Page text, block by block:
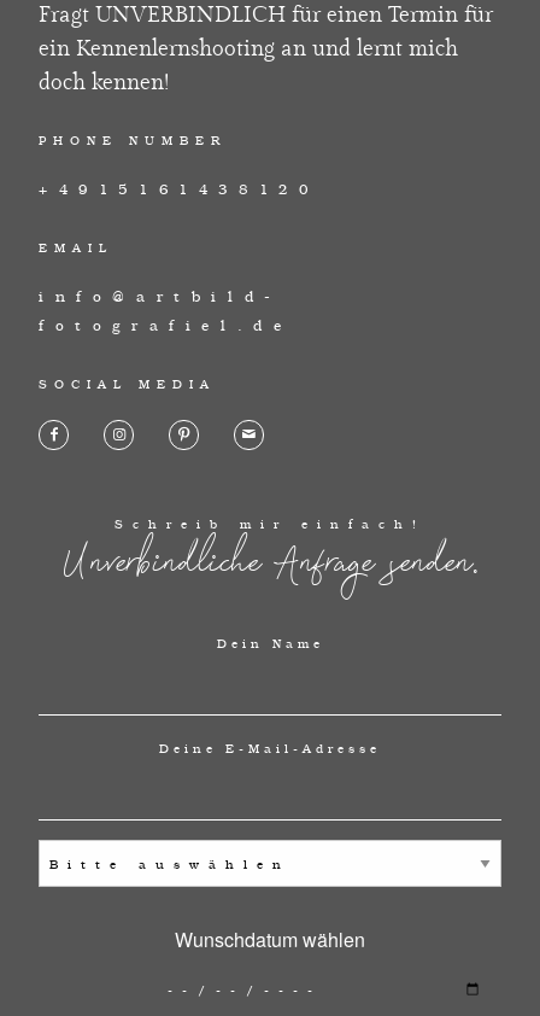
Fragt UNVERBINDLICH für einen Termin für
ein Kennenlernshooting an und lernt mich
doch kennen!
PHONE NUMBER
+4915161438120
EMAIL
info@artbild-
fotografiel.de
SOCIAL MEDIA
Schreib mir einfach!
Unverbindliche Anfrage senden.
Dein Name
Deine E-Mail-Adresse
Wunschdatum wählen